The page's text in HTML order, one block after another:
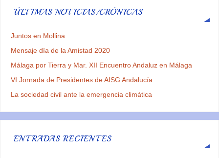
ÚLTIMAS NOTICIAS/CRÓNICAS
Juntos en Mollina
Mensaje día de la Amistad 2020
Málaga por Tierra y Mar. XII Encuentro Andaluz en Málaga
VI Jornada de Presidentes de AISG Andalucía
La sociedad civil ante la emergencia climática
ENTRADAS RECIENTES